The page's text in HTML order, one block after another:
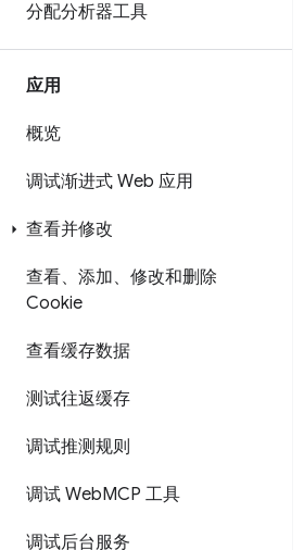
分配分析器工具
应用
概览
调试渐进式 Web 应用
查看并修改
查看、添加、修改和删除
Cookie
查看缓存数据
测试往返缓存
调试推测规则
调试 WebMCP 工具
调试后台服务